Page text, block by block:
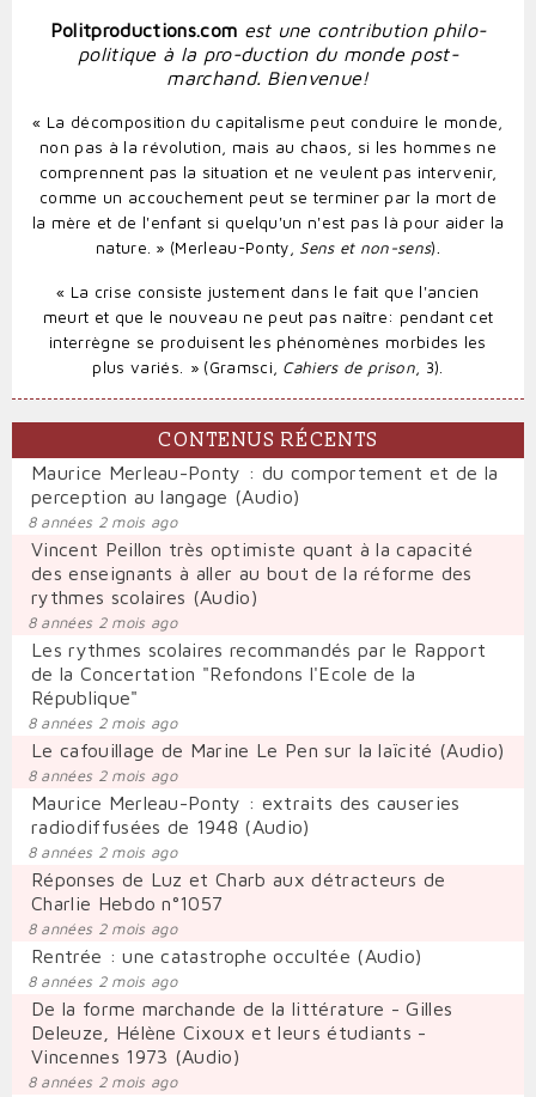
Politproductions.com est une contribution philo-
politique à la pro-duction du monde post-
marchand. Bienvenue!
« La décomposition du capitalisme peut conduire le monde,
non pas à la révolution, mais au chaos, si les hommes ne
comprennent pas la situation et ne veulent pas intervenir,
comme un accouchement peut se terminer par la mort de
la mère et de l'enfant si quelqu'un n'est pas là pour aider la
nature. » (Merleau-Ponty, Sens et non-sens)
« La crise consiste justement dans le fait que l'ancien
meurt et que le nouveau ne peut pas naître: pendant cet
interrègne se produisent les phénomènes morbides les
plus variés. » (Gramsci, Cahiers de prison, 3).
CONTENUS RÉCENTS
Maurice Merleau-Ponty : du comportement et de la
perception au langage (Audio)
8 années 2 mois ago
Vincent Peillon très optimiste quant à la capacité
des enseignants à aller au bout de la réforme des
rythmes scolaires (Audio)
8 années 2 mois ago
Les rythmes scolaires recommandés par le Rapport
de la Concertation "Refondons l'Ecole de la
République"
8 années 2 mois ago
Le cafouillage de Marine Le Pen sur la laïcité (Audio)
8 années 2 mois ago
Maurice Merleau-Ponty : extraits des causeries
radiodiffusées de 1948 (Audio)
8 années 2 mois ago
Réponses de Luz et Charb aux détracteurs de
Charlie Hebdo n°1057
8 années 2 mois ago
Rentrée : une catastrophe occultée (Audio)
8 années 2 mois ago
De la forme marchande de la littérature - Gilles
Deleuze, Hélène Cixoux et leurs étudiants -
Vincennes 1973 (Audio)
8 années 2 mois ago